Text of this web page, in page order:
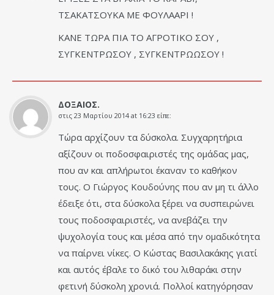
ΤΣΑΚΑΤΣΟΥΚΑ ΜΕ ΦΟΥΛΑΑΡΙ !
ΚΑΝΕ ΤΩΡΑ ΠΙΑ ΤΟ ΑΓΡΟΤΙΚΟ ΣΟΥ ,
ΣΥΓΚΕΝΤΡΩΣΟΥ , ΣΥΓΚΕΝΤΡΩΩΣΟΥ !
ΔΟΞΑΙΟΣ.
στις 23 Μαρτίου 2014 at 16:23 είπε:
Τώρα αρχίζουν τα δύσκολα. Συγχαρητήρια
αξίζουν οι ποδοσφαιριστές της ομάδας μας,
που αν και απλήρωτοι έκαναν το καθήκον
τους. Ο Γιώργος Κουδούνης που αν μη τι άλλο
έδειξε ότι, στα δύσκολα ξέρει να συσπειρώνει
τους ποδοσφαιριστές, να ανεβάζει την
ψυχολογία τους και μέσα από την ομαδικότητα
να παίρνει νίκες. Ο Κώστας Βασιλακάκης γιατί
και αυτός έβαλε το δικό του λιθαράκι στην
φετινή δύσκολη χρονιά. Πολλοί κατηγόρησαν